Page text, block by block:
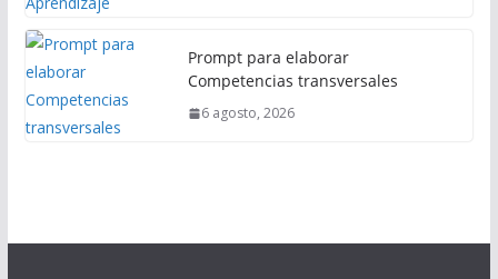
Prompt para elaborar
Competencias transversales
6 agosto, 2026